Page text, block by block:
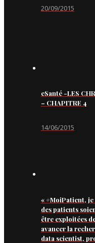
20/09/2015
eSanté -LES
– CHAPITRE 4
14/06/2015
« #MoiPatient,
des patients
être exploitées
avancer la
data scientist,